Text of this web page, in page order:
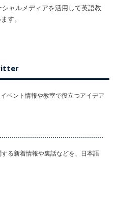
ャルメディアを活用して英語教
す。
ベント情報や教室で役立つアイデア
る新着情報や裏話などを、日本語